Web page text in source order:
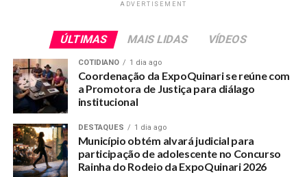
ADVERTISEMENT
ÚLTIMAS MAIS LIDAS VÍDEOS
COTIDIANO 1 dia ago
Coordenação da ExpoQuinari se reúne com
a Promotora de Justiça para diálago
institucional
DESTAQUES 1 dia ago
Município obtém alvará judicial para
participação de adolescente no Concurso
Rainha do Rodeio da ExpoQuinari 2026